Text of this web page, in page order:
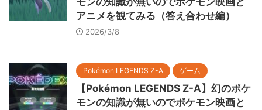
アニメを観てみる（答え合わせ編）
2026/3/8
Pokémon LEGENDS Z-A ゲーム
【Pokémon LEGENDS Z-A】幻のポケ
モンの知識が無いのでポケモン映画と